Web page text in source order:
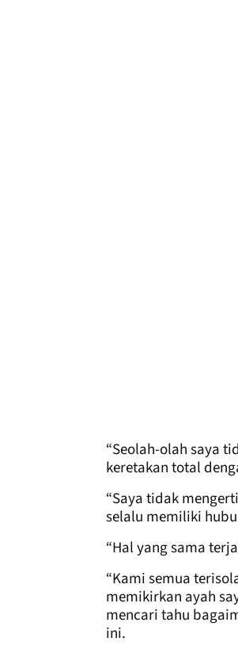
“Seolah-olah saya
keretakan total
“Saya tidak
selalu memiliki
“Hal yang sama
“Kami semua
memikirkan ayah
mencari tahu
ini.